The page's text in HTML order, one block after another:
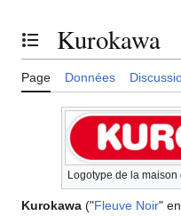
Basculer la table des
Kurokawa
Page Données
Logotype de la
Kurokawa ("Fleuve Noir"